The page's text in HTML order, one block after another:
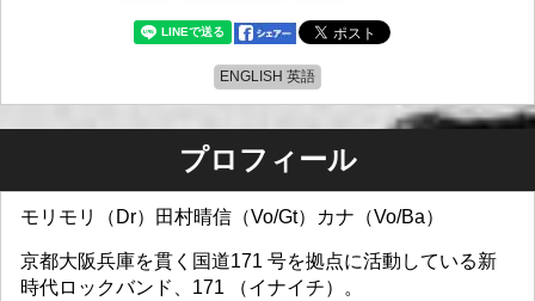
ENGLISH 英語
プロフィール
モリモリ（Dr）田村晴信（Vo/Gt）カナ（Vo/Ba）
京都大阪兵庫を貫く国道171 号を拠点に活動している新
時代ロックバンド、171 （イナイチ）。